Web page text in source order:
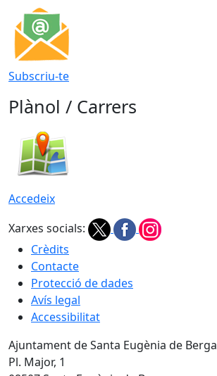
Subscriu-te
Plànol / Carrers
Accedeix
Xarxes socials:
Crèdits
Contacte
Protecció de dades
Avís legal
Accessibilitat
Ajuntament de Santa Eugènia de Berga
Pl. Major, 1